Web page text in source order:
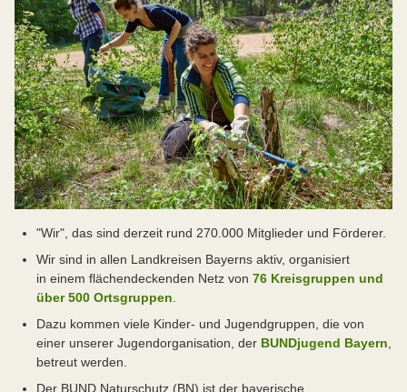
"Wir", das sind derzeit rund 270.000 Mitglieder und Förderer.
Wir sind in allen Landkreisen Bayerns aktiv, organisiert
in einem flächendeckenden Netz von 76 Kreisgruppen und
über 500 Ortsgruppen
Dazu kommen viele Kinder- und Jugendgruppen, die von
einer unserer Jugendorganisation, der BUNDjugend Bayern
betreut werden.
Der BUND Naturschutz (BN) ist der bayerische